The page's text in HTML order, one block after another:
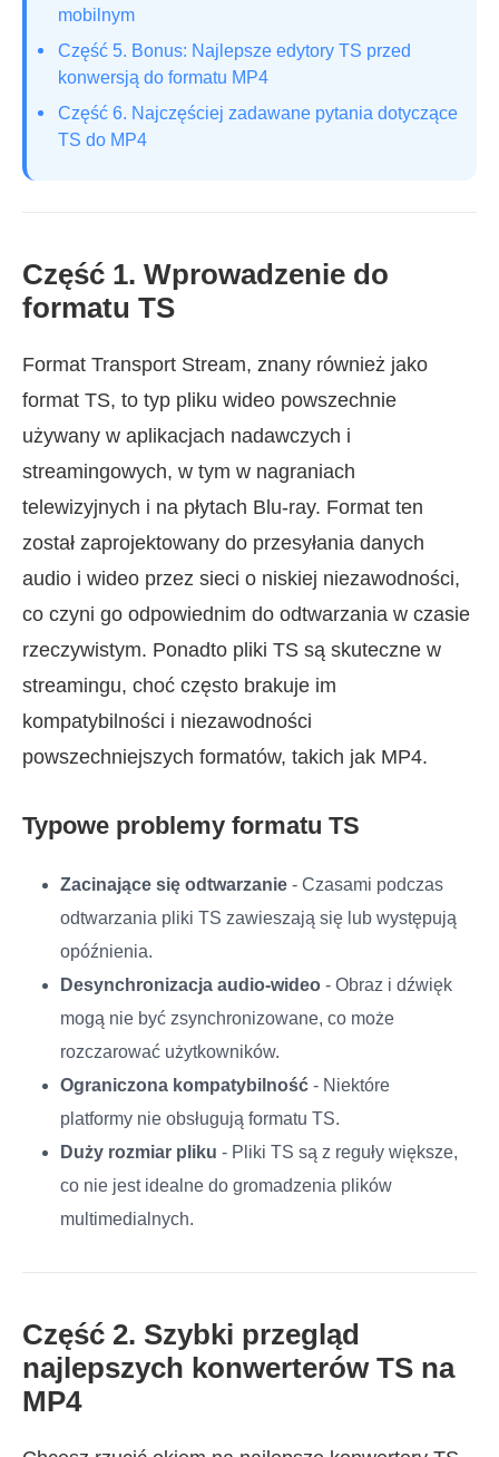
mobilnym
Część 5. Bonus: Najlepsze edytory TS przed
konwersją do formatu MP4
Część 6. Najczęściej zadawane pytania dotyczące
TS do MP4
Część 1. Wprowadzenie do
formatu TS
Format Transport Stream, znany również jako
format TS, to typ pliku wideo powszechnie
używany w aplikacjach nadawczych i
streamingowych, w tym w nagraniach
telewizyjnych i na płytach Blu-ray. Format ten
został zaprojektowany do przesyłania danych
audio i wideo przez sieci o niskiej niezawodności,
co czyni go odpowiednim do odtwarzania w czasie
rzeczywistym. Ponadto pliki TS są skuteczne w
streamingu, choć często brakuje im
kompatybilności i niezawodności
powszechniejszych formatów, takich jak MP4.
Typowe problemy formatu TS
Zacinające się odtwarzanie - Czasami podczas
odtwarzania pliki TS zawieszają się lub występują
opóźnienia.
Desynchronizacja audio-wideo - Obraz i dźwięk
mogą nie być zsynchronizowane, co może
rozczarować użytkowników.
Ograniczona kompatybilność - Niektóre
platformy nie obsługują formatu TS.
Duży rozmiar pliku - Pliki TS są z reguły większe,
co nie jest idealne do gromadzenia plików
multimedialnych.
Część 2. Szybki przegląd
najlepszych konwerterów TS na
MP4